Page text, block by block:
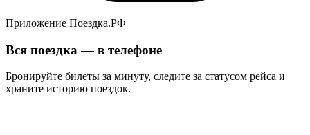
Приложение Поездка.РФ
Вся поездка — в телефоне
Бронируйте билеты за минуту, следите за статусом рейса и
храните историю поездок.